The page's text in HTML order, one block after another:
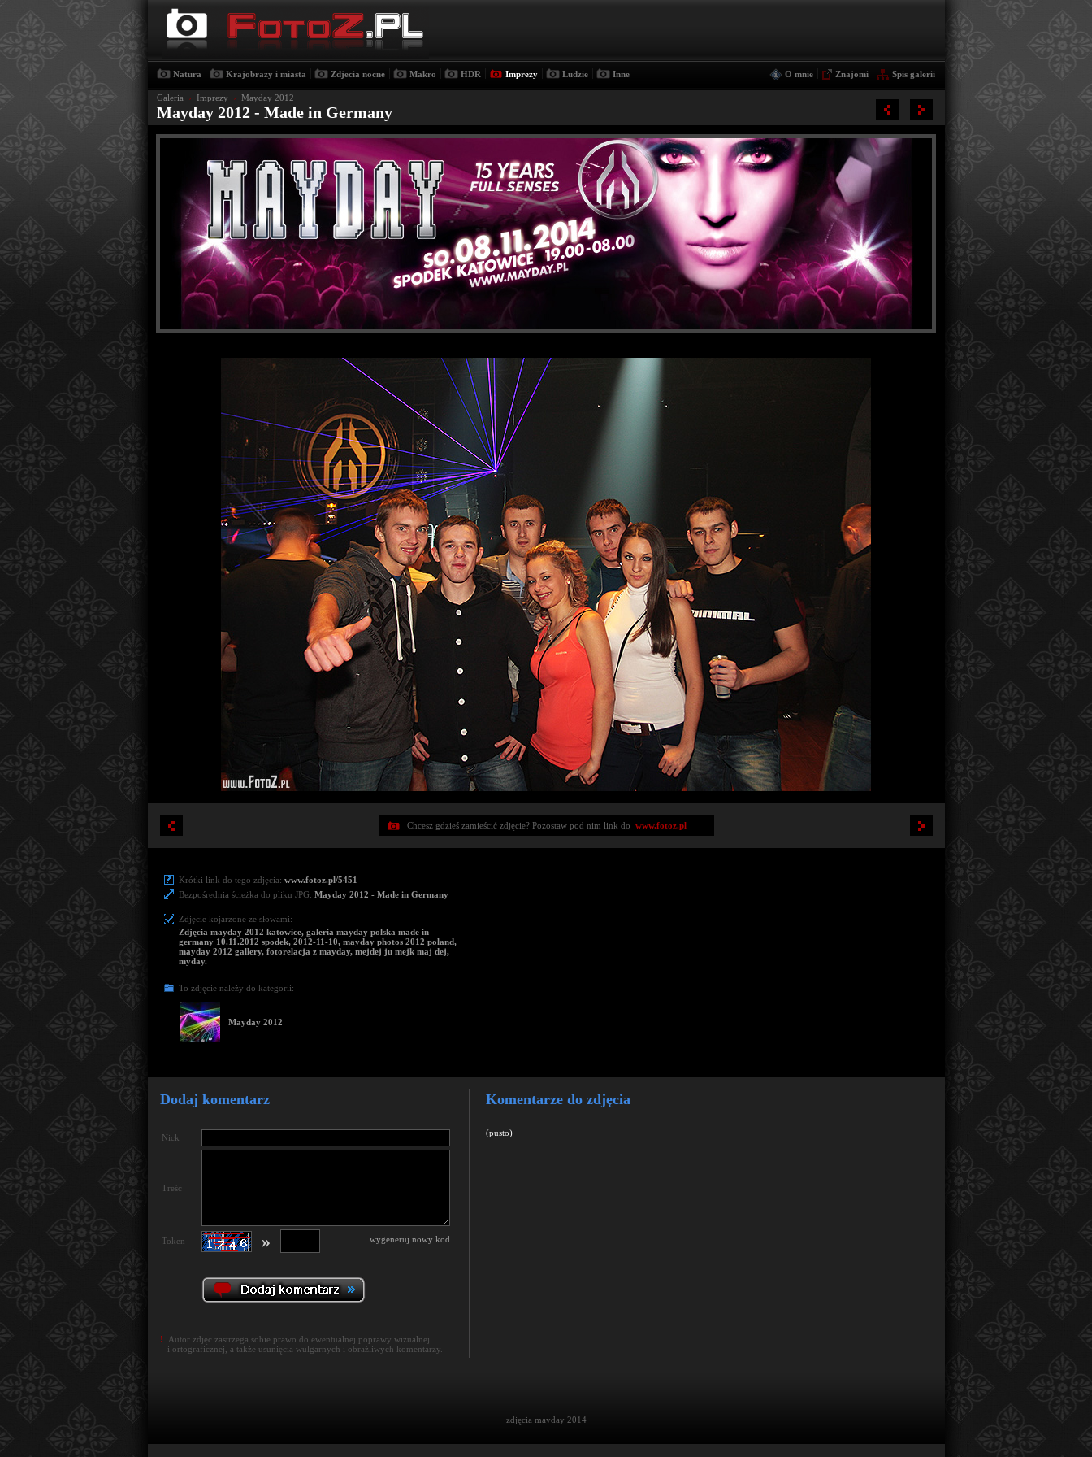
Natura Krajobrazy i miasta Zdjecia nocne Makro HDR Imprezy Ludzie Inne O mnie Znajomi Spis galerii
Galeria › Imprezy › Mayday 2012
Mayday 2012 - Made in Germany
Chcesz gdzieś zamieścić zdjęcie? Pozostaw pod nim link do www.fotoz.pl
Krótki link do tego zdjęcia: www.fotoz.pl/5451
Bezpośrednia ścieżka do pliku JPG: Mayday 2012 - Made in Germany
Zdjęcie kojarzone ze słowami:
Zdjęcia mayday 2012 katowice, galeria mayday polska made in
germany 10.11.2012 spodek, 2012-11-10, mayday photos 2012 poland,
mayday 2012 gallery, fotorelacja z mayday, mejdej ju mejk maj dej,
myday.
To zdjęcie należy do kategorii:
Mayday 2012
Dodaj komentarz
Nick
Treść
Token wygeneruj nowy kod
»
! Autor zdjęc zastrzega sobie prawo do ewentualnej poprawy wizualnej
i ortograficznej, a także usunięcia wulgarnych i obraźliwych komentarzy.
Komentarze do zdjęcia
(pusto)
zdjęcia mayday 2014